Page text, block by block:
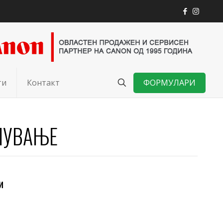
Контакт ФОРМУЛАРИ